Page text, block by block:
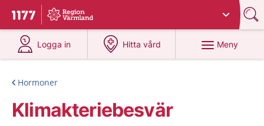
Till startsidan för 1177
Du har valt region
Logga in
på 1177.se
Hitta vård
på 1177.se
Meny
Hormoner
Klimakteriebesvär